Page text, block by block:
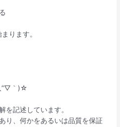
ります。
”▽｀)☆
記述しています。
り、何かをあるいは品質を保証